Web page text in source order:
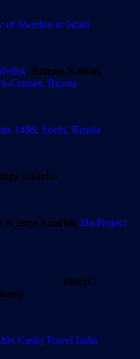
of Sweden in Israel
, Roman Kaskin,
S-Cruises, Russia
1498, Sochi, Russia
Inga Exarho
& Inga Exarho, Da Project
Shirel
Cash) Travel India